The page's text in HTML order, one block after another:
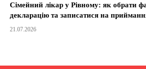
Сімейний лікар у Рівному: як обрати
декларацію та записатися на
21.07.2026